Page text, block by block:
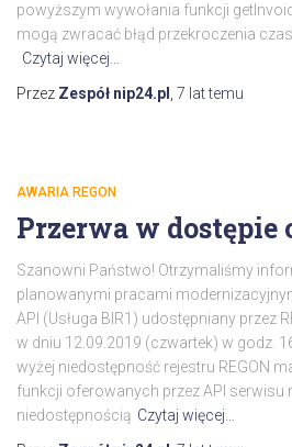
powyższym wywołania funkcji
mogą zwracać błąd przekroczenia
Czytaj więcej…
Przez Zespół nip24.pl 7 lattemu
AWARIA REGON
Przerwa w dostępie
Szanowni Państwo! Otrzymaliśmy
planowanymi pracami
API (Usługa BIR1) udostępniany przez
w dniu 12.09.2019 (czwartek) w godz.
wyżej niedostępność rejestru REGON
funkcji oferowanych przez API serwisu
niedostępnością Czytaj więcej…